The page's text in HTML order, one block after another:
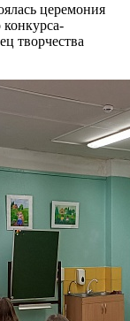
церемония
творчества